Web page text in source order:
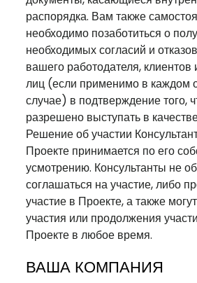
распорядка. Вам также
необходимо позаботиться о
необходимых согласий и
вашего работодателя, клиентов
лиц (если применимо в каждом
случае) в подтверждение того,
разрешено выступать в
Решение об участии
Проекте принимается по его
усмотрению. Консультанты не
соглашаться на участие, либо
участие в Проекте, а также
участия или продолжения
Проекте в любое время.
ВАША КОМПАНИЯ